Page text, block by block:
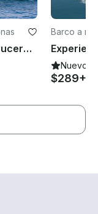
M/Y ARIA Saxdor 320GTC - Cruceros privados diarios a la costa de Corfú y Paxos/Antipaxos
Barco a
Nuevo
$289+